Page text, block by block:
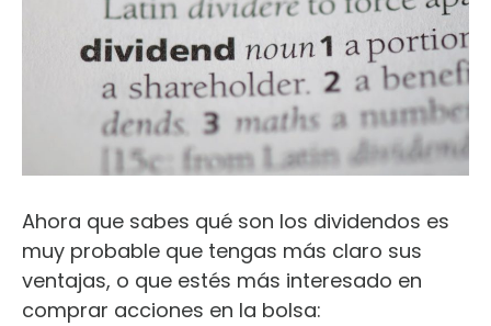
Ahora que sabes qué son los dividendos es
muy probable que tengas más claro sus
ventajas, o que estés más interesado en
comprar acciones en la bolsa: